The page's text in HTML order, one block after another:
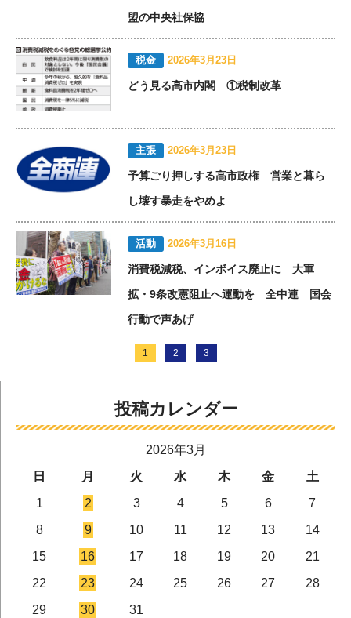
盟の中央社保協
税金 2026年3月23日
どう見る高市内閣 ①税制改革
主張 2026年3月23日
予算ごり押しする高市政権 営業と暮ら
し壊す暴走をやめよ
活動 2026年3月16日
消費税減税、インボイス廃止に 大軍
拡・9条改憲阻止へ運動を 全中連 国会
行動で声あげ
1 2 3
投稿カレンダー
2026年3月
日
月 火 水 木 金
土
1
2 3 4 5 6
7
8
9 10 11 12 13
14
15
16 17 18 19 20
21
22
23 24 25 26 27
28
29
30
31